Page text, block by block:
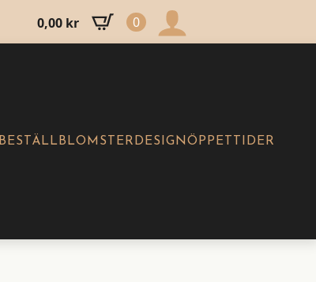
0,00 kr 0
BESTÄLL BLOMSTERDESIGNÖPPETTIDER